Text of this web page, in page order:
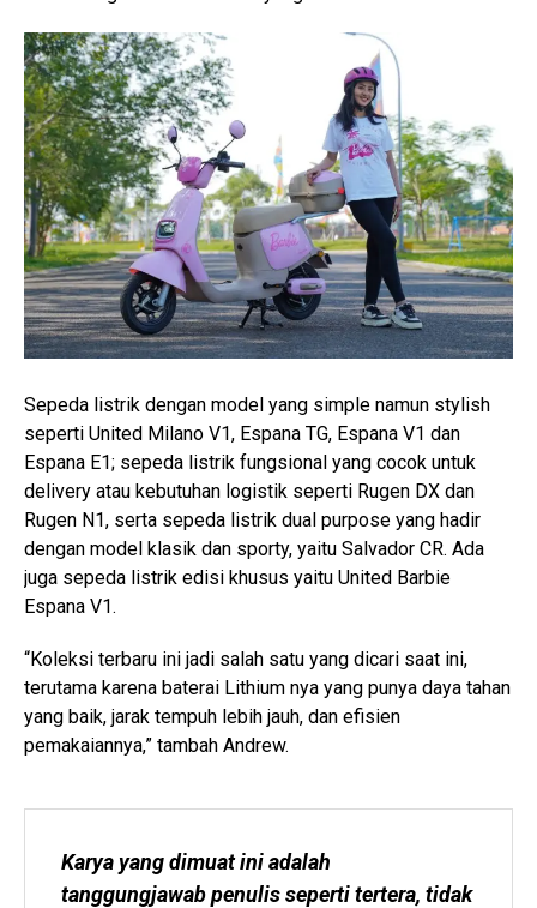
Sepeda listrik dengan model yang simple namun stylish
seperti United Milano V1, Espana TG, Espana V1 dan
Espana E1; sepeda listrik fungsional yang cocok untuk
delivery atau kebutuhan logistik seperti Rugen DX dan
Rugen N1, serta sepeda listrik dual purpose yang hadir
dengan model klasik dan sporty, yaitu Salvador CR. Ada
juga sepeda listrik edisi khusus yaitu United Barbie
Espana V1.
“Koleksi terbaru ini jadi salah satu yang dicari saat ini,
terutama karena baterai Lithium nya yang punya daya tahan
yang baik, jarak tempuh lebih jauh, dan efisien
pemakaiannya,” tambah Andrew.
Karya yang dimuat ini adalah
tanggungjawab penulis seperti tertera, tidak